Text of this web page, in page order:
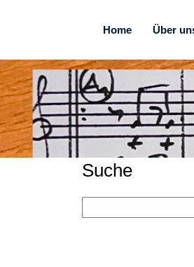
Home Über
Suche